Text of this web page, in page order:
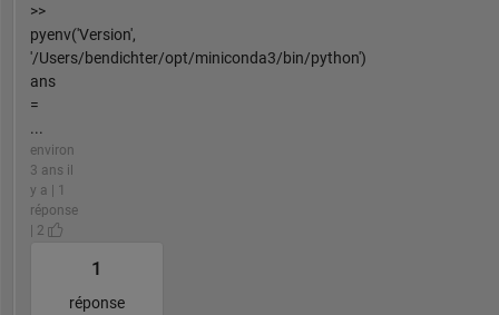
>>
pyenv('Version',
'/Users/bendichter/opt/miniconda3/bin/python')
ans
=
...
environ
3 ans il
y a | 1
réponse
| 2
1
réponse